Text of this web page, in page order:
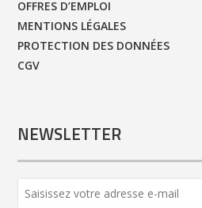
OFFRES D’EMPLOI
MENTIONS LÉGALES
PROTECTION DES DONNÉES
CGV
NEWSLETTER